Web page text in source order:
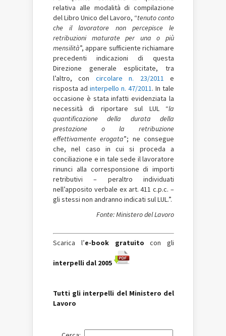
relativa alle modalità di compilazione
del Libro Unico del Lavoro, “tenuto conto
che il lavoratore non percepisce le
retribuzioni maturate per una o più
mensilità”, appare sufficiente richiamare
precedenti indicazioni di questa
Direzione generale esplicitate, tra
l’altro, con circolare n. 23/2011e
risposta ad interpello n. 47/2011. In tale
occasione è stata infatti evidenziata la
necessità di riportare sul LUL “la
quantificazione della durata della
prestazione o la retribuzione
effettivamente erogata”; ne consegue
che, nel caso in cui si proceda a
conciliazione e in tale sede il lavoratore
rinunci alla corresponsione di importi
retributivi – peraltro individuati
nell’apposito verbale ex art. 411 c.p.c. –
gli stessi non andranno indicati sul LUL.”.
Fonte: Ministero del Lavoro
Scarica l’e-book gratuitocon gli
interpelli dal 2005
Tutti gli interpelli del Ministero del
Lavoro